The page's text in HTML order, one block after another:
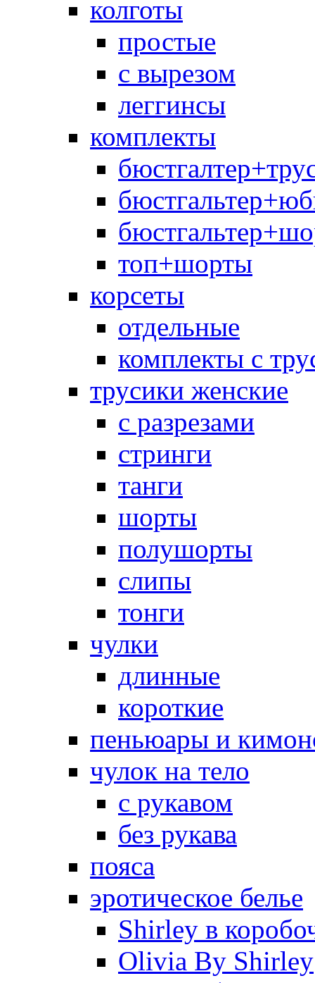
колготы
простые
с вырезом
леггинсы
комплекты
топ+шорты
корсеты
отдельные
комплекты с
трусики женские
с разрезами
стринги
танги
шорты
полушорты
слипы
тонги
чулки
длинные
короткие
пеньюары и
чулок на тело
с рукавом
без рукава
пояса
эротическое белье
Shirley в
Olivia By Shirley